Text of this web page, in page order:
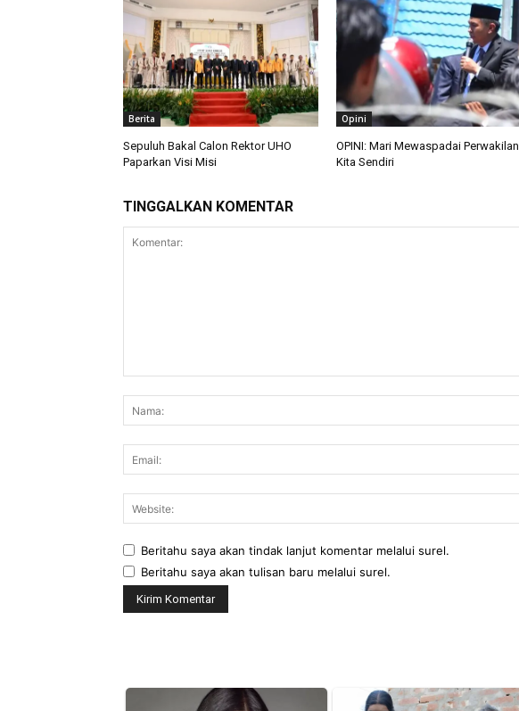
Berita
Sepuluh Bakal Calon Rektor UHO
Paparkan Visi Misi
Opini
OPINI: Mari Mewaspadai Perwakilan
Kita Sendiri
TINGGALKAN KOMENTAR
Beritahu saya akan tindak lanjut komentar melalui surel.
Beritahu saya akan tulisan baru melalui surel.